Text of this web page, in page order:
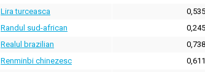
Lira turceasca
Randul sud-african
Realul brazilian
Renminbi chinezesc